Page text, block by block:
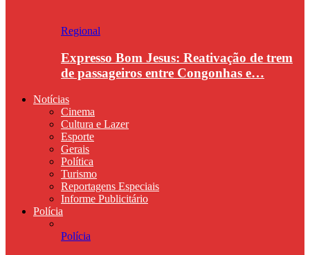
Regional
Expresso Bom Jesus: Reativação de trem
de passageiros entre Congonhas e…
Notícias
Cinema
Cultura e Lazer
Esporte
Gerais
Política
Turismo
Reportagens Especiais
Informe Publicitário
Polícia
Polícia